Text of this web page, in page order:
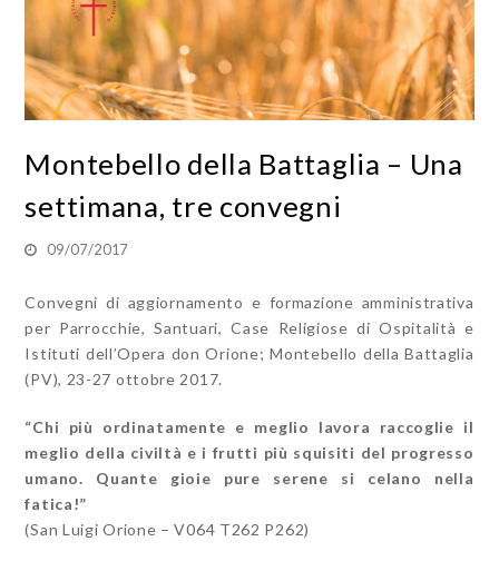
Montebello della Battaglia – Una
settimana, tre convegni
09/07/2017
Convegni di aggiornamento e formazione amministrativa
per Parrocchie, Santuari, Case Religiose di Ospitalità e
Istituti dell’Opera don Orione; Montebello della Battaglia
(PV), 23-27 ottobre 2017.
“Chi più ordinatamente e meglio lavora raccoglie il
meglio della civiltà e i frutti più squisiti del progresso
umano. Quante gioie pure serene si celano nella
fatica!”
(San Luigi Orione – V064 T262 P262)